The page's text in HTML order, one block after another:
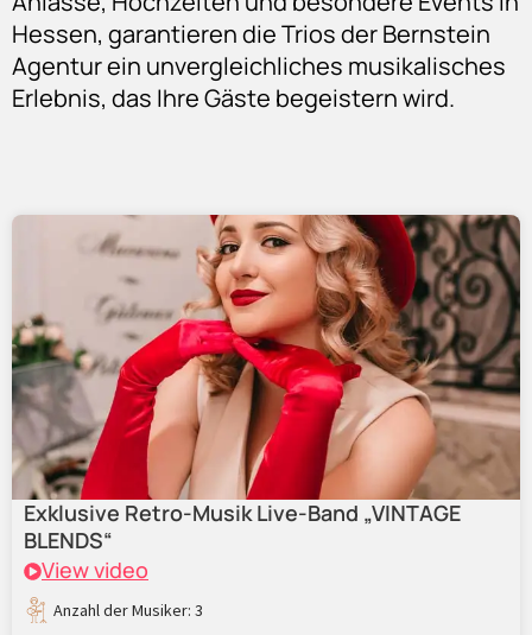
Hessen, garantieren die Trios der Bernstein
Agentur ein unvergleichliches musikalisches
Erlebnis, das Ihre Gäste begeistern wird.
Exklusive Retro-Musik Live-Band „VINTAGE
BLENDS“
View video
Anzahl der Musiker: 3